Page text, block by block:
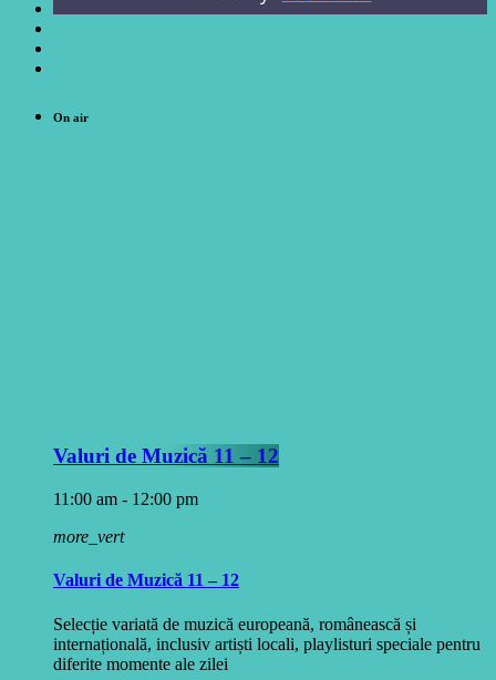
On air
Valuri de Muzică 11 – 12
11:00 am - 12:00 pm
more_vert
Valuri de Muzică 11 – 12
Selecție variată de muzică europeană, românească și
internațională, inclusiv artiști locali, playlisturi speciale pentru
diferite momente ale zilei